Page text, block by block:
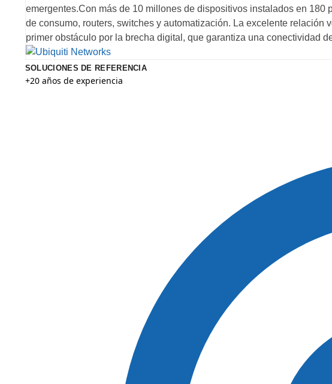
emergentes.Con más de 10 millones de dispositivos instalados en
de consumo, routers, switches y automatización. La excelente relación
primer obstáculo por la brecha digital, que garantiza una conectividad
SOLUCIONES DE REFERENCIA
+20 años de experiencia